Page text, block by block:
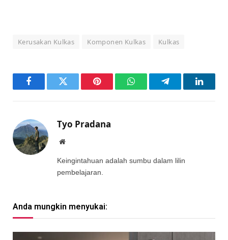
Kerusakan Kulkas Komponen Kulkas Kulkas
FacebookTwitter Pinterest WhatsAppTelegram
Tyo Pradana
Website
Keingintahuan adalah sumbu dalam lilin
pembelajaran.
Anda mungkin menyukai: